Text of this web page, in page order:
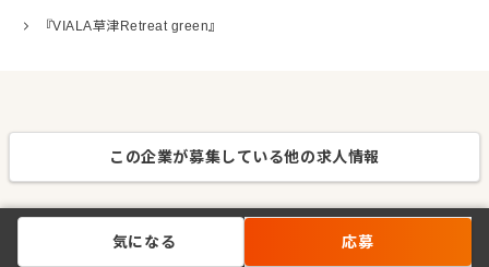
『VIALA草津Retreat green』
この企業が募集している他の求人情報
気になる 応募